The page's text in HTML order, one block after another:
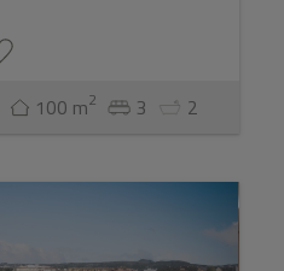
100 m2 3 2